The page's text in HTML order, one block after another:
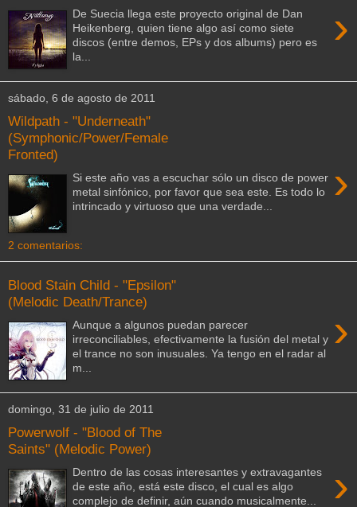
›
De Suecia llega este proyecto original de Dan
Heikenberg, quien tiene algo así como siete
discos (entre demos, EPs y dos albums) pero es
la...
sábado, 6 de agosto de 2011
Wildpath - "Underneath"
(Symphonic/Power/Female
Fronted)
›
Si este año vas a escuchar sólo un disco de power
metal sinfónico, por favor que sea este. Es todo lo
intrincado y virtuoso que una verdade...
2 comentarios:
Blood Stain Child - "Epsilon"
(Melodic Death/Trance)
›
Aunque a algunos puedan parecer
irreconciliables, efectivamente la fusión del metal y
el trance no son inusuales. Ya tengo en el radar al
m...
domingo, 31 de julio de 2011
Powerwolf - "Blood of The
Saints" (Melodic Power)
›
Dentro de las cosas interesantes y extravagantes
de este año, está este disco, el cual es algo
complejo de definir, aún cuando musicalmente...